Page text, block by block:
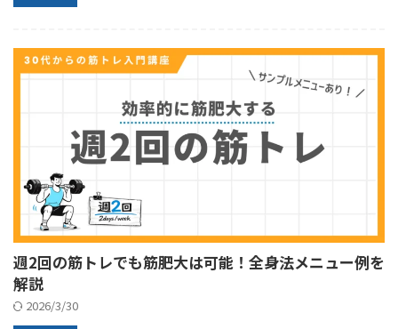
週2回の筋トレでも筋肥大は可能！全身法メニュー例を
解説
2026/3/30